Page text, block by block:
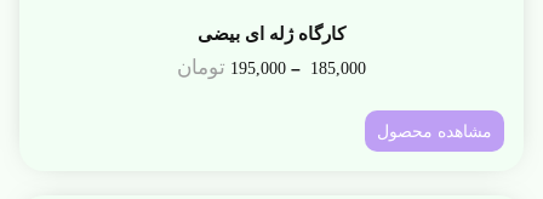
کارگاه ژله ای بیضی
185,000
–
195,000 تومان
مشاهده محصول